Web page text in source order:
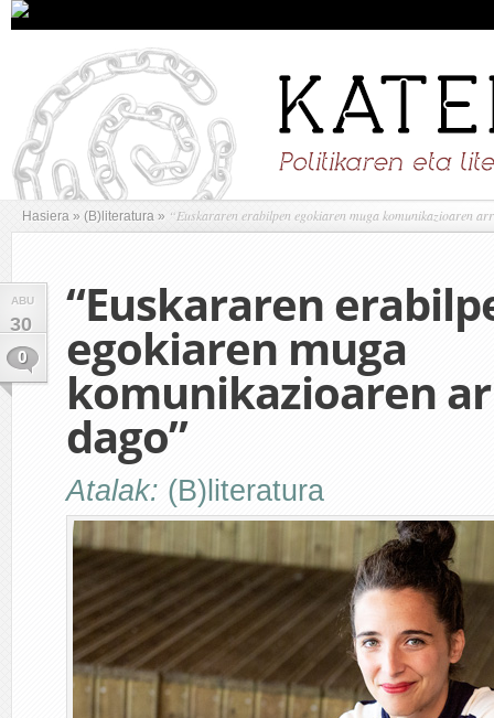
Hasiera » (B)literatura » “Euskararen erabilpen egokiaren muga komunikazioaren
ABU
30
0
“Euskararen
egokiaren muga
komunikazioaren
dago”
Atalak: (B)literatura